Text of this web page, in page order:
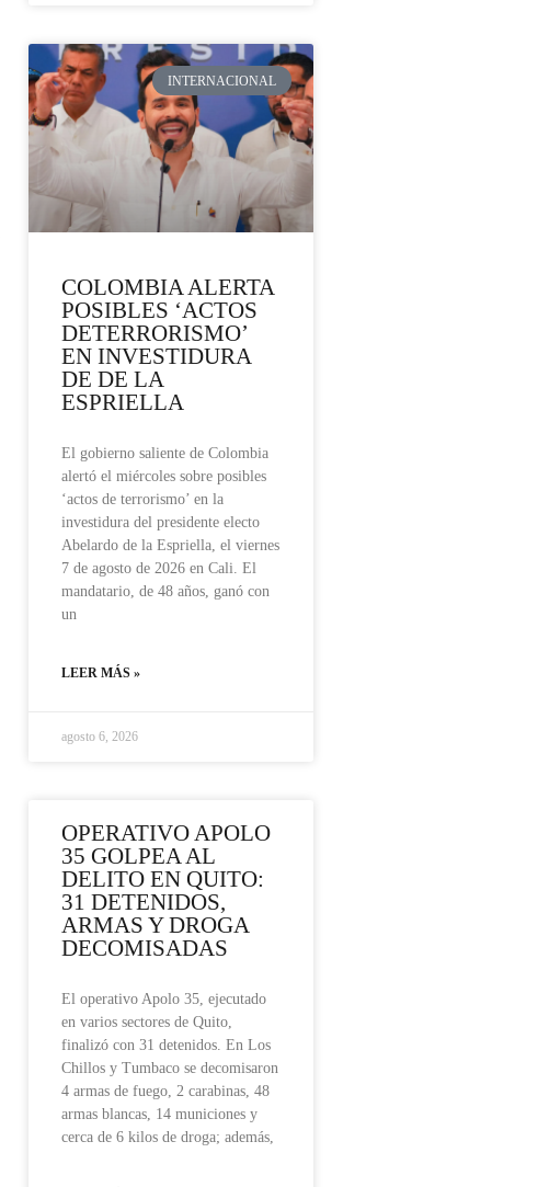
INTERNACIONAL
COLOMBIA ALERTA
POSIBLES ‘ACTOS
DETERRORISMO’
EN INVESTIDURA
DE DE LA
ESPRIELLA
El gobierno saliente de Colombia
alertó el miércoles sobre posibles
‘actos de terrorismo’ en la
investidura del presidente electo
Abelardo de la Espriella, el viernes
7 de agosto de 2026 en Cali. El
mandatario, de 48 años, ganó con
un
LEER MÁS »
agosto 6, 2026
OPERATIVO APOLO
35 GOLPEA AL
DELITO EN QUITO:
31 DETENIDOS,
ARMAS Y DROGA
DECOMISADAS
El operativo Apolo 35, ejecutado
en varios sectores de Quito,
finalizó con 31 detenidos. En Los
Chillos y Tumbaco se decomisaron
4 armas de fuego, 2 carabinas, 48
armas blancas, 14 municiones y
cerca de 6 kilos de droga; además,